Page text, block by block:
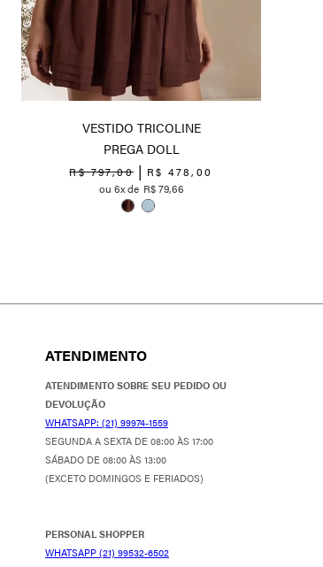
VESTIDO TRICOLINE
PREGA DOLL
R$ 797,00 R$ 478, 00
6
R$79,66
ATENDIMENTO
ATENDIMENTO SOBRE SEU PEDIDO OU
DEVOLUÇÃO
WHATSAPP: (21) 99974-1559
SEGUNDA A SEXTA DE 08:00 ÀS 17:00
SÁBADO DE 08:00 ÀS 13:00
(EXCETO DOMINGOS E FERIADOS)
PERSONAL SHOPPER
WHATSAPP (21) 99532-6502